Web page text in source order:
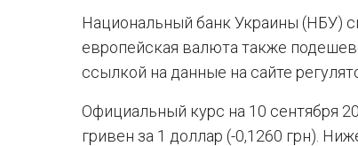
Национальный банк Украины (НБУ)
европейская валюта также
ссылкой на данные на сайте
Официальный курс на 10 сентября
гривен за 1 доллар (-0,1260 грн).